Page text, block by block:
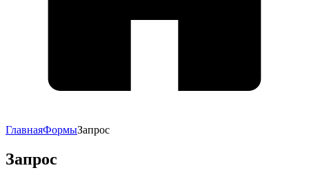
ГлавнаяФормыЗапрос
Запрос